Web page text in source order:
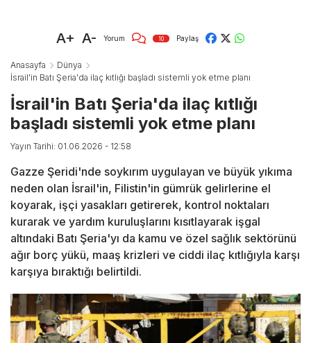
A+ A- Yorum 10 Paylaş
Anasayfa
Dünya
İsrail'in Batı Şeria'da ilaç kıtlığı başladı sistemli yok etme planı
İsrail'in Batı Şeria'da ilaç kıtlığı
başladı sistemli yok etme planı
Yayın Tarihi: 01.06.2026 - 12:58
Gazze Şeridi'nde soykırım uygulayan ve büyük yıkıma
neden olan İsrail'in, Filistin'in gümrük gelirlerine el
koyarak, işçi yasakları getirerek, kontrol noktaları
kurarak ve yardım kuruluşlarını kısıtlayarak işgal
altındaki Batı Şeria'yı da kamu ve özel sağlık sektörünü
ağır borç yükü, maaş krizleri ve ciddi ilaç kıtlığıyla karşı
karşıya bıraktığı belirtildi.